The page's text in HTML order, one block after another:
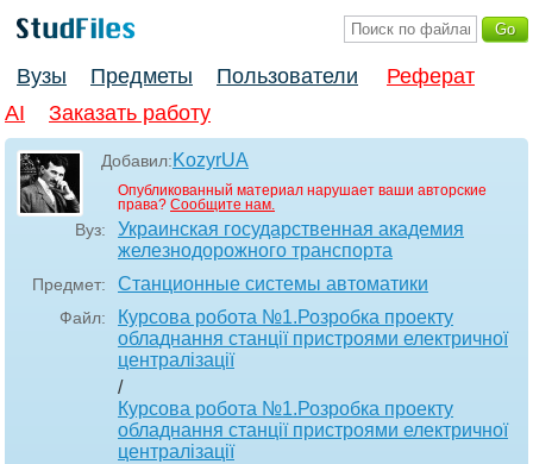
Вузы Предметы Пользователи
Реферат
AI
Заказать работу
Добавил:KozyrUA
Опубликованный материал нарушает ваши авторские
права? Сообщите нам.
Вуз:
Украинская государственная академия
железнодорожного транспорта
Предмет: Станционные системы автоматики
Файл:
Курсова робота №1.Розробка проекту
обладнання станції пристроями електричної
централізації
/
Курсова робота №1.Розробка проекту
обладнання станції пристроями електричної
централізації